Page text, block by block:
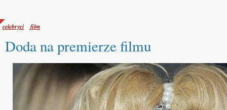
celebryci film
Doda na premierze filmu